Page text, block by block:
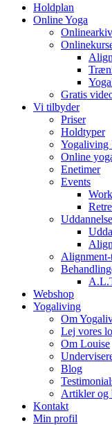
Holdplan
Online Yoga
Gratis
Vi tilbyder
Priser
Holdtyper
Online
Enetimer
Events
Webshop
Yogaliving
Om
Lej vores
Om Louise
Blog
Artikler og
Kontakt
Min profil